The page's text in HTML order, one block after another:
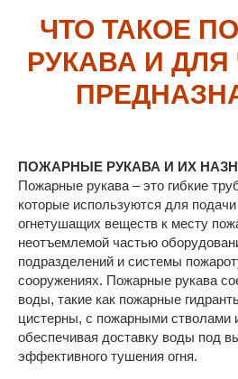
ЧТО ТАКОЕ
РУКАВА И ДЛЯ
ПОЖАРНЫЕ РУКАВА И ИХ
Пожарные рукава – это гибкие
которые используются для
огнетушащих веществ к месту
неотъемлемой частью
подразделений и системы
сооружениях. Пожарные рукава
воды, такие как пожарные
цистерны, с пожарными стволами
обеспечивая доставку воды под
эффективного тушения огня.